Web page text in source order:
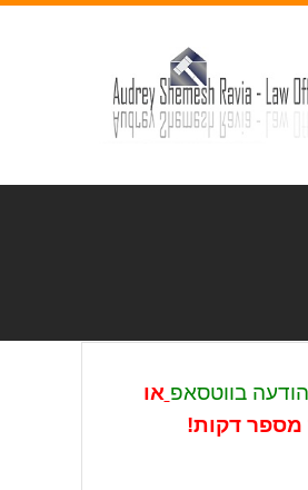
הודעה בווטסאפ או
מספר דקות!